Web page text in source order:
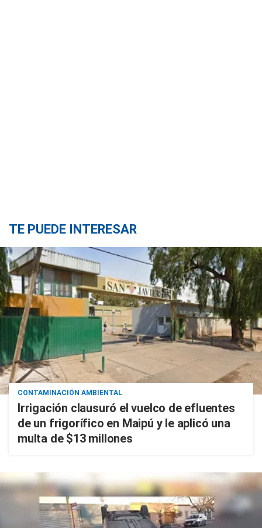
TE PUEDE INTERESAR
CONTAMINACIÓN AMBIENTAL
Irrigación clausuró el vuelco de efluentes
de un frigorífico en Maipú y le aplicó una
multa de $13 millones